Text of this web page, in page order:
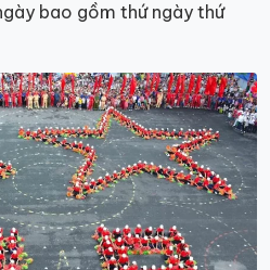
bao gồm thứ ngày thứ